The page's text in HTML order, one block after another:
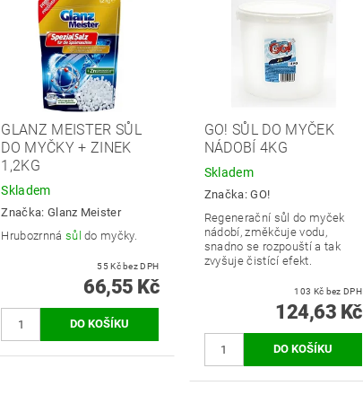
GLANZ MEISTER SŮL
DO MYČKY + ZINEK
1,2KG
Skladem
Značka: Glanz Meister
Hrubozrnná sůl do myčky.
55 Kč bez DPH
66,55 Kč
GO! SŮL DO MYČEK
NÁDOBÍ 4KG
Skladem
Značka:GO!
Regenerační sůl do myček
nádobí, změkčuje vodu,
snadno se rozpouští a tak
zvyšuje čistící efekt.
103 Kč bez DPH
124,63 Kč